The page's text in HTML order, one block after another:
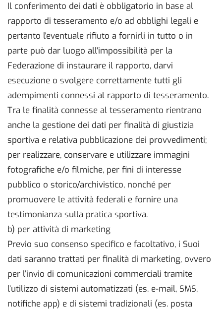
Il conferimento dei dati è obbligatorio in base al
rapporto di tesseramento e/o ad obblighi legali e
pertanto l'eventuale rifiuto a fornirli in tutto o in
parte può dar luogo all'impossibilità per la
Federazione di instaurare il rapporto, darvi
esecuzione o svolgere correttamente tutti gli
adempimenti connessi al rapporto di tesseramento.
Tra le finalità connesse al tesseramento rientrano
anche la gestione dei dati per finalità di giustizia
sportiva e relativa pubblicazione dei provvedimenti;
per realizzare, conservare e utilizzare immagini
fotografiche e/o filmiche, per fini di interesse
pubblico o storico/archivistico, nonché per
promuovere le attività federali e fornire una
testimonianza sulla pratica sportiva.
b) per attività di marketing
Previo suo consenso specifico e facoltativo, i Suoi
dati saranno trattati per finalità di marketing, ovvero
per l’invio di comunicazioni commerciali tramite
l’utilizzo di sistemi automatizzati (es. e-mail, SMS,
notifiche app) e di sistemi tradizionali (es. posta